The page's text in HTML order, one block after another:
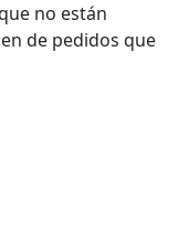
no están
de pedidos que